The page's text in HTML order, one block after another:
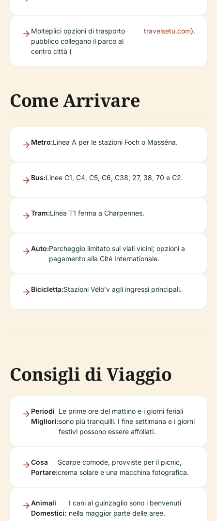
Molteplici opzioni di trasporto
pubblico collegano il parco al
centro città (
travelsetu.com).
Come Arrivare
Metro:Linea A per le stazioni Foch o Masséna.
Bus:Linee C1, C4, C5, C6, C38, 27, 38, 70 e C2.
Tram:Linea T1 ferma a Charpennes.
Auto:Parcheggio limitato sui viali vicini; opzioni a
pagamento alla Cité Internationale.
Bicicletta:Stazioni Vélo’v agli ingressi principali.
Consigli di Viaggio
Periodi
Migliori:
Le prime ore del mattino e i giorni feriali
sono più tranquilli. I fine settimana e i giorni
festivi possono essere affollati.
Cosa
Portare:
Scarpe comode, provviste per il picnic,
crema solare e una macchina fotografica.
Animali
Domestici:
I cani al guinzaglio sono i benvenuti
nella maggior parte delle aree.